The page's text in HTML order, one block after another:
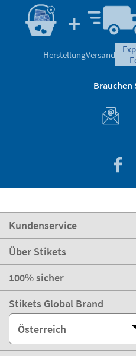
HerstellungVersand
Brauchen
Kundenservice
Über Stikets
100% sicher
Stikets Global Brand
Österreich